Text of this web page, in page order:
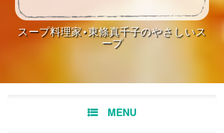
n
スープ料理家•東條真千子のやさしいス
ープ
MENU